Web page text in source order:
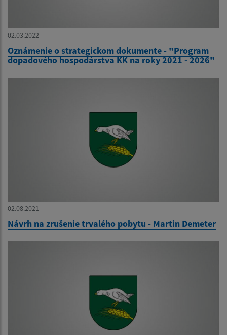
02.03.2022
Oznámenie o strategickom dokumente - "Program
dopadového hospodárstva KK na roky 2021 - 2026"
02.08.2021
Návrh na zrušenie trvalého pobytu - Martin Demeter